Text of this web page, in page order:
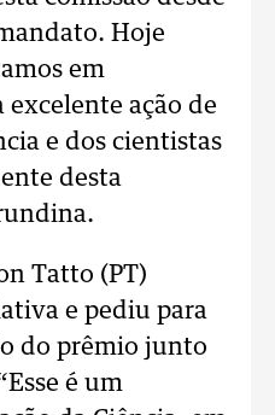
Hoje
em
excelente ação de
e dos cientistas
desta
Tatto (PT)
e pediu para
do prêmio junto
é um